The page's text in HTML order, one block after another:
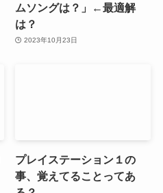
ムソングは？」←最適解
は？
2023年10月23日
プレイステーション１の
事、覚えてることってあ